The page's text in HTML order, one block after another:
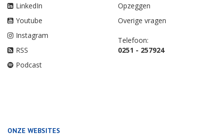
LinkedIn
Youtube
Instagram
RSS
Podcast
Opzeggen
Overige vragen
Telefoon:
0251 - 257924
ONZE WEBSITES